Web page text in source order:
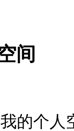
间
的个